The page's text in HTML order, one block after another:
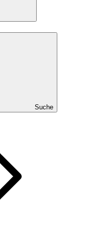
Suche